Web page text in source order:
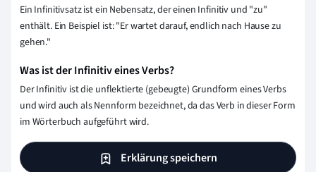
Ein Infinitivsatz ist ein Nebensatz, der einen Infinitiv und "zu"
enthält. Ein Beispiel ist: "Er wartet darauf, endlich nach Hause zu
gehen."
Was ist der Infinitiv eines Verbs?
Der Infinitiv ist die unflektierte (gebeugte) Grundform eines Verbs
und wird auch als Nennform bezeichnet, da das Verb in dieser Form
im Wörterbuch aufgeführt wird.
Erklärung speichern